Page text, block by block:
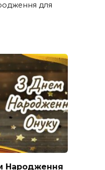
для
Народження